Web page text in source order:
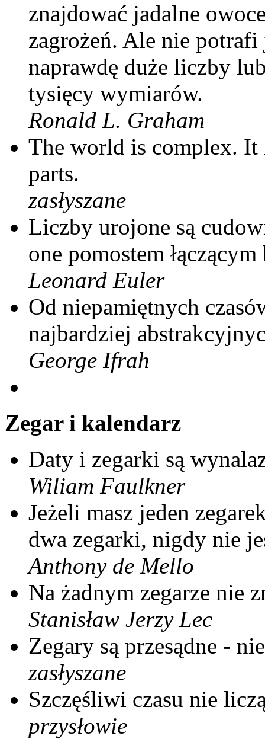
znajdować jadalne
zagrożeń. Ale nie potrafi
naprawdę duże liczby
tysięcy wymiarów.
Ronald L. Graham
The world is complex. It
parts.
zasłyszane
Liczby urojone są
one pomostem
Leonard Euler
Od niepamiętnych
najbardziej
George Ifrah
Zegar i kalendarz
Daty i zegarki są
Wiliam Faulkner
Jeżeli masz jeden
dwa zegarki, nigdy nie
Anthony de Mello
Na żadnym zegarze nie
Stanisław Jerzy Lec
Zegary są przesądne -
zasłyszane
Szczęśliwi czasu nie
przysłowie